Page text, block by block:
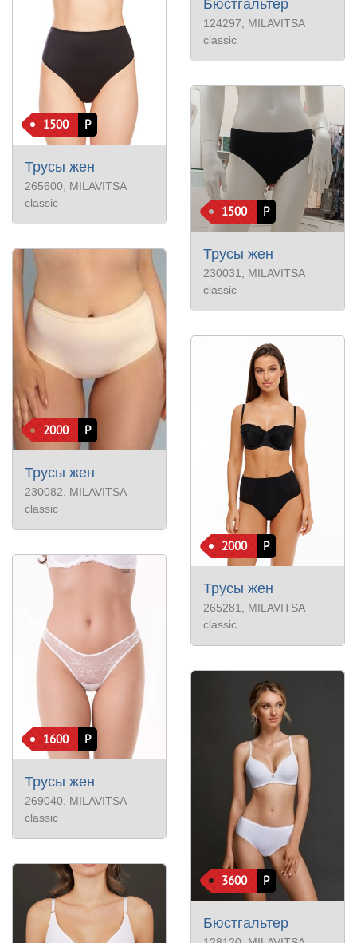
1500 Р
Трусы жен
265600 , MILAVITSA
classic
2000 Р
Трусы жен
230082 , MILAVITSA
classic
1600 Р
Трусы жен
269040 , MILAVITSA
classic
Бюстгальтер
124297 , MILAVITSA
classic
1500 Р
Трусы жен
230031, MILAVITSA
classic
2000 Р
Трусы жен
265281, MILAVITSA
classic
3600 Р
Бюстгальтер